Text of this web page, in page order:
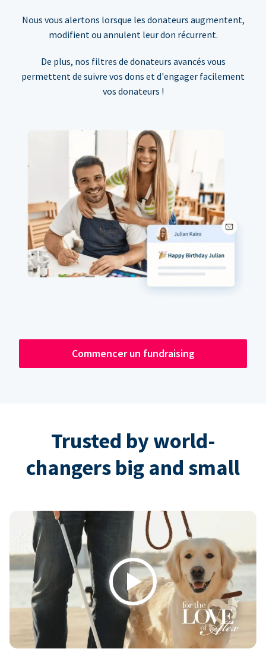
Nous vous alertons lorsque les donateurs augmentent,
modifient ou annulent leur don récurrent.
De plus, nos filtres de donateurs avancés vous
permettent de suivre vos dons et d'engager facilement
vos donateurs !
Commencer un fundraising
Trusted by world-
changers big and small
Play